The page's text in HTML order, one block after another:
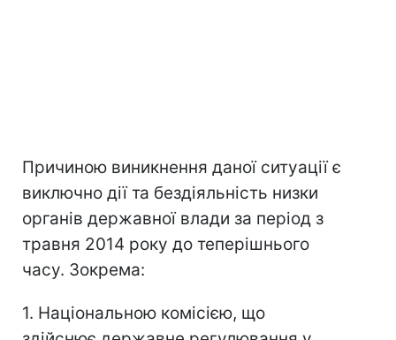
Причиною виникнення даної ситуації є
виключно дії та бездіяльність низки
органів державної влади за період з
травня 2014 року до теперішнього
часу. Зокрема:
1. Національною комісією, що